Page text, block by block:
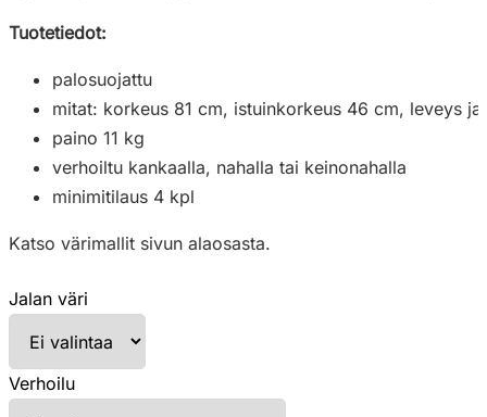
Tuotetiedot:
palosuojattu
mitat: korkeus 81 cm, istuinkorkeus 46 cm, leveys
paino 11 kg
verhoiltu kankaalla, nahalla tai keinonahalla
minimitilaus 4 kpl
Katso värimallit sivun alaosasta.
Jalan väri
Verhoilu